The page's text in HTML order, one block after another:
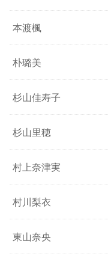
本渡楓
朴璐美
杉山佳寿子
杉山里穂
村上奈津実
村川梨衣
東山奈央